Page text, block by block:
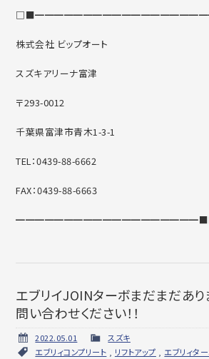
株式会社 ビップオート
スズキアリーナ富津
〒293-0012
千葉県富津市青木1-3-1
TEL：0439-88-6662
FAX：0439-88-6663
エブリイJOINターボまだまだあり
問い合わせください！！
2022.05.01
スズキ
エブリィコンプリート
リフトアップ エブリィタ